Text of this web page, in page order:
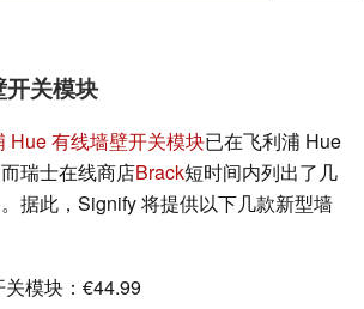
关模块
Hue 有线墙壁开关模块已在飞利浦 Hue
瑞士在线商店Brack短时间内列出了几
据此，Signify 将提供以下几款新型墙
模块：€44.99